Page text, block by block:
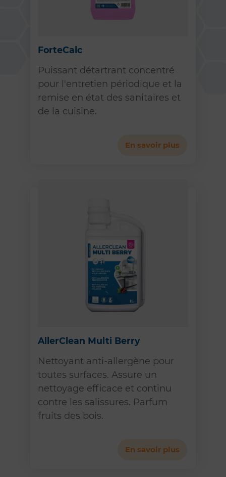
ForteCalc
Puissant détartrant concentré
pour l'entretien périodique et la
remise en état des sanitaires et
de la cuisine.
En savoir plus
AllerClean Multi Berry
Nettoyant anti-allergène pour
toutes surfaces. Assure un
nettoyage efficace et continu
contre les salissures. Parfum
fruits des bois.
En savoir plus